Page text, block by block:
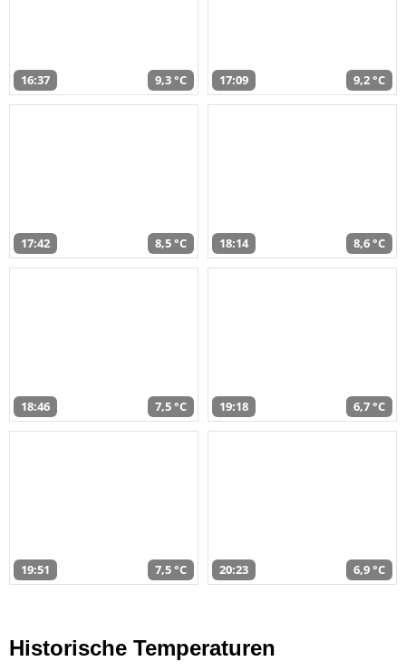
16:37 9,3 °C 17:09 9,2 °C
17:42 8,5 °C 18:14 8,6 °C
18:46 7,5 °C 19:18 6,7 °C
19:51 7,5 °C 20:23 6,9 °C
Historische Temperaturen